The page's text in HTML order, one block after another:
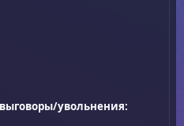
увольнения: